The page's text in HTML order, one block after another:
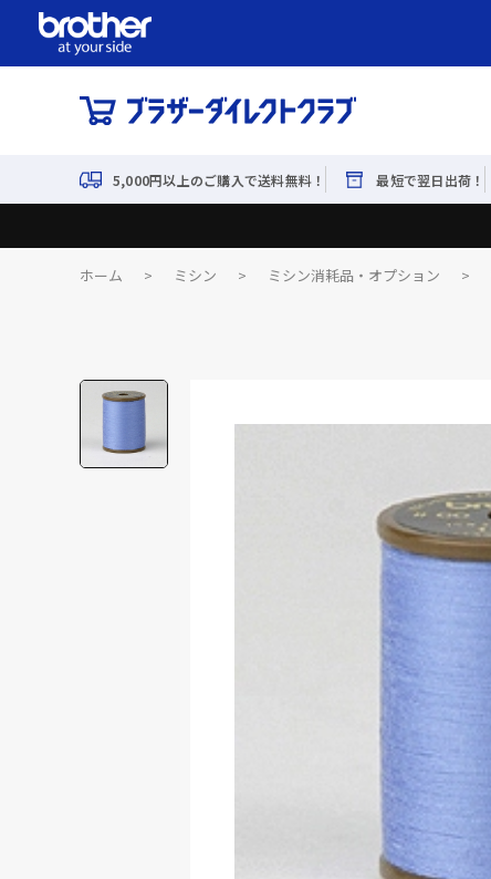
5,000円以上のご購入で送料無料！ 最短で翌日出荷！
ホーム > ミシン > ミシン消耗品・オプション >